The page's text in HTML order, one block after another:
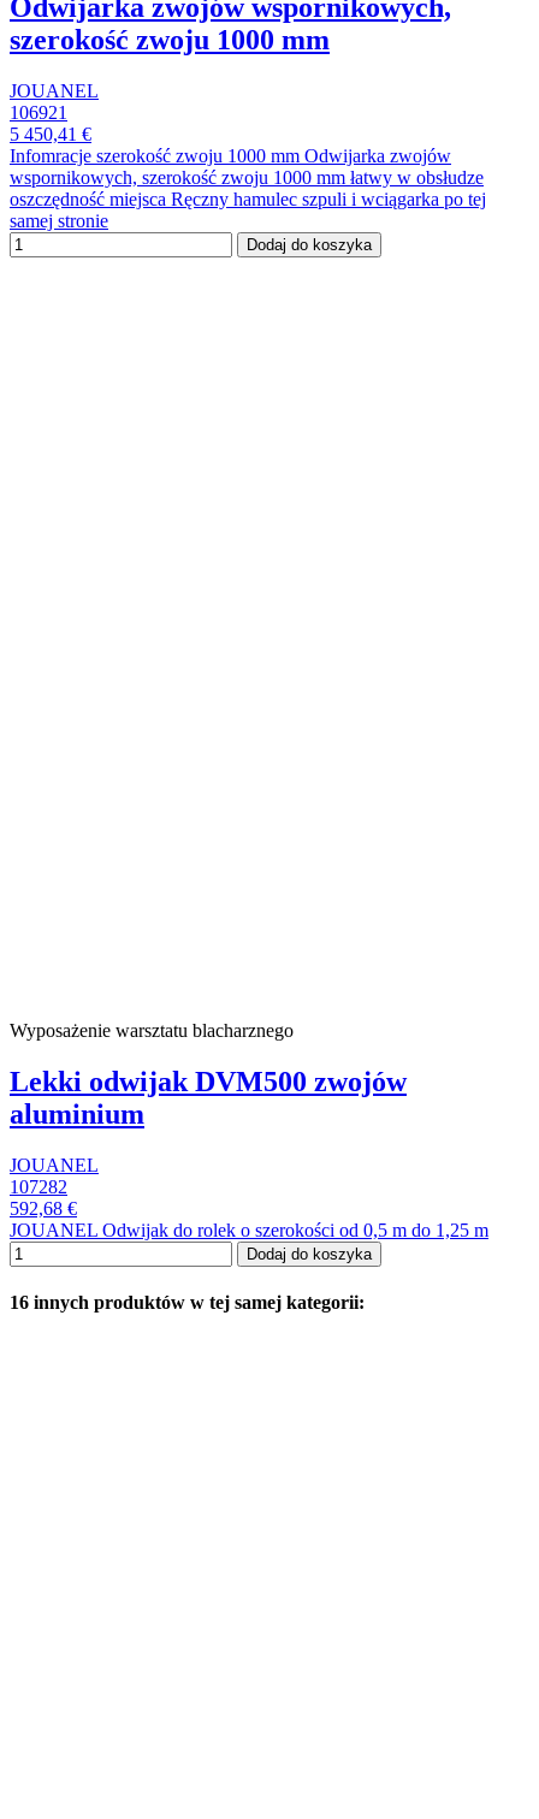
Odwijarka zwojów wspornikowych,
szerokość zwoju 1000 mm
JOUANEL
106921
5 450,41 €
Infomracje szerokość zwoju 1000 mm Odwijarka zwojów
wspornikowych, szerokość zwoju 1000 mm łatwy w obsłudze
oszczędność miejsca Ręczny hamulec szpuli i wciągarka po tej
samej stronie
Dodaj do koszyka
Wyposażenie warsztatu blacharznego
Lekki odwijak DVM500 zwojów
aluminium
JOUANEL
107282
592,68 €
JOUANEL Odwijak do rolek o szerokości od 0,5 m do 1,25 m
Dodaj do koszyka
16 innych produktów w tej samej kategorii: